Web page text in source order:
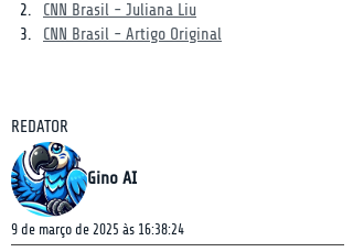
CNN Brasil - Juliana Liu
CNN Brasil - Artigo Original
REDATOR
Gino AI
9 de março de 2025 às 16:38:24